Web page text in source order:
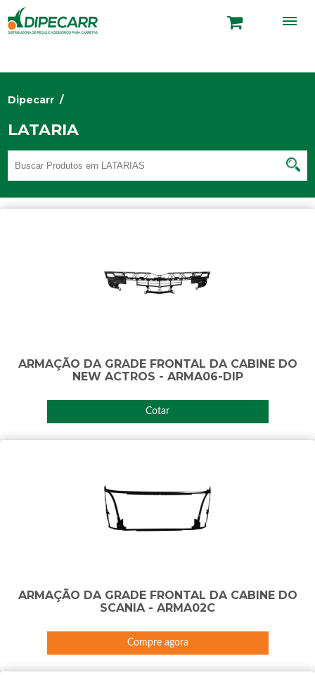
Dipecarr /
LATARIA
ARMAÇÃO DA GRADE FRONTAL DA CABINE DO
NEW ACTROS - ARMA06-DIP
Cotar
ARMAÇÃO DA GRADE FRONTAL DA CABINE DO
SCANIA - ARMA02C
Compre agora